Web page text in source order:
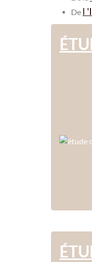
De l